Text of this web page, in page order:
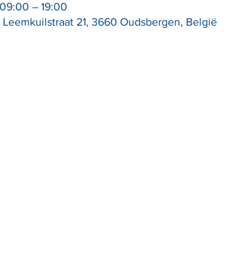
– 19:00
21, 3660 Oudsbergen, België